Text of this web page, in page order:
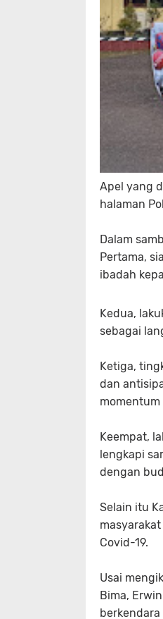
Apel yang
halaman
Dalam
Pertama,
ibadah
Kedua,
sebagai
Ketiga,
dan
momentum
Keempat,
lengkapi
dengan
Selain itu
Covid-19.
Usai
Bima,
berkendara